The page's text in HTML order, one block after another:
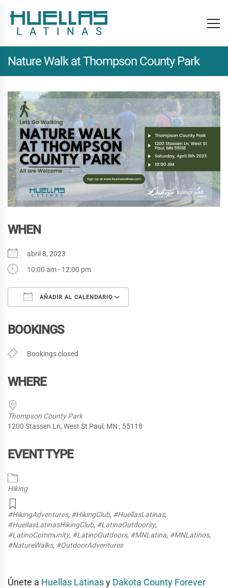
Nature Walk at Thompson County Park
WHEN
abril 8, 2023
10:00 am - 12:00 pm
AÑADIR AL CALENDARIO
BOOKINGS
Bookings closed
WHERE
Thompson County Park
1200 Stassen Ln, West St Paul, MN , 55118
EVENT TYPE
Hiking
#HikingAdventures, #HikingClub, #HuellasLatinas,
#HuellasLatinasHikingClub, #LatinaOutdoorsy,
#LatinoCommunity, #LatinoOutdoors, #MNLatina, #MNLatinos,
#NatureWalks, #OutdoorAdventures
Únete a Huellas Latinasy Dakota County Forever